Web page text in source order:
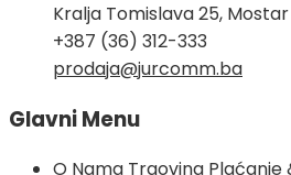
Kralja Tomislava 25,
+387 (36) 312-333
prodaja@jurcomm.ba
Glavni Menu
O Nama Trgovina Plaćanje